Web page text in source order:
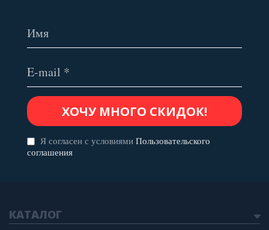
Я согласен с условиями Пользовательского
соглашения
КАТАЛОГ